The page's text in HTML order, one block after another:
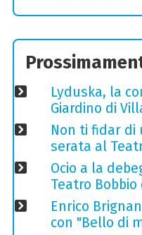
Lyduska, la
Giardino di
Non ti fidar di
serata al
Ocio a la
Teatro Bobbio
Enrico
con "Bello di